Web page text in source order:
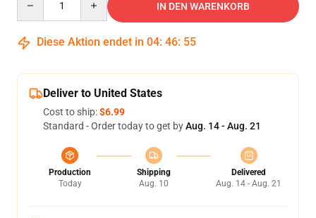
IN DEN WARENKORB
Diese Aktion endet in 04: 46: 54
Deliver to United States
Cost to ship:$6.99
Standard - Order today to get byAug. 14 - Aug. 21
Production
Today
Shipping
Aug. 10
Delivered
Aug. 14 - Aug. 21